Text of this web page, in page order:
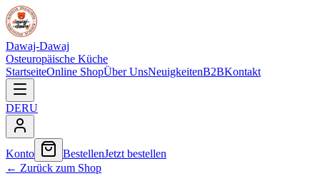
Dawaj-Dawaj
Osteuropäische Küche
StartseiteOnline ShopÜber UnsNeuigkeitenB2BKontakt
DERU
Konto BestellenJetzt bestellen
← Zurück zum Shop